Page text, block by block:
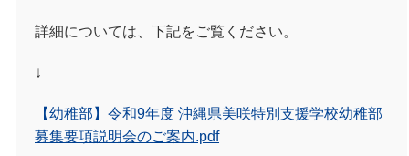
詳細については、下記をご覧ください。
↓
【幼稚部】令和9年度 沖縄県美咲特別支援学校幼稚部
募集要項説明会のご案内.pdf